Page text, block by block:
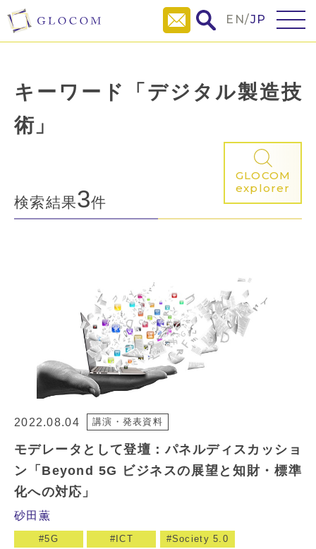
EN/JP
キーワード「デジタル製造技
術」
GLOCOM
explorer
検索結果3件
2022.08.04 講演・発表資料
モデレータとして登壇：パネルディスカッショ
ン「Beyond 5G ビジネスの展望と知財・標準
化への対応」
砂田薫
5G ICT Society 5.0